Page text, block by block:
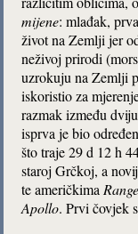
mijene: mlađak,
život na Zemlji jer
neživoj prirodi
uzrokuju na Zemlji
iskoristio za
razmak između
isprva je bio
što traje 29 d 12 h
staroj Grčkoj, a
te američkima
Apollo. Prvi čovjek